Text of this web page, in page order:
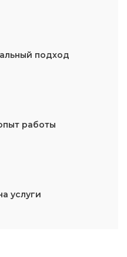
подход
работы
услуги